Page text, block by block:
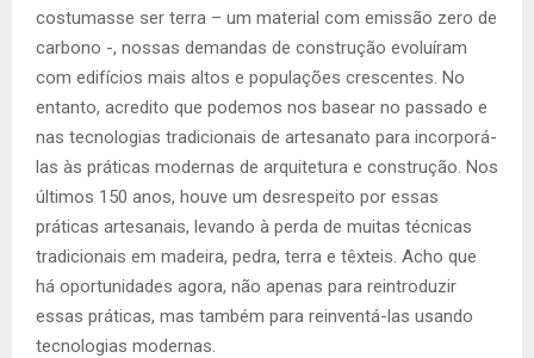
costumasse ser terra – um material com emissão zero de
carbono -, nossas demandas de construção evoluíram
com edifícios mais altos e populações crescentes. No
entanto, acredito que podemos nos basear no passado e
nas tecnologias tradicionais de artesanato para incorporá-
las às práticas modernas de arquitetura e construção. Nos
últimos 150 anos, houve um desrespeito por essas
práticas artesanais, levando à perda de muitas técnicas
tradicionais em madeira, pedra, terra e têxteis. Acho que
há oportunidades agora, não apenas para reintroduzir
essas práticas, mas também para reinventá-las usando
tecnologias modernas.